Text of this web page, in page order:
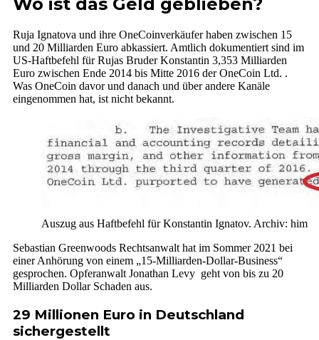
Ruja Ignatova und ihre OneCoinverkäufer haben zwischen 15
und 20 Milliarden Euro abkassiert. Amtlich dokumentiert sind im
US-Haftbefehl für Rujas Bruder Konstantin 3,353 Milliarden
Euro zwischen Ende 2014 bis Mitte 2016 der OneCoin Ltd. .
Was OneCoin davor und danach und über andere Kanäle
eingenommen hat, ist nicht bekannt.
Auszug aus Haftbefehl für Konstantin Ignatov. Archiv: him
Sebastian Greenwoods Rechtsanwalt hat im Sommer 2021 bei
einer Anhörung von einem „15-Milliarden-Dollar-Business“
gesprochen. Opferanwalt Jonathan Levy geht von bis zu 20
Milliarden Dollar Schaden aus.
29 Millionen Euro in Deutschland
sichergestellt